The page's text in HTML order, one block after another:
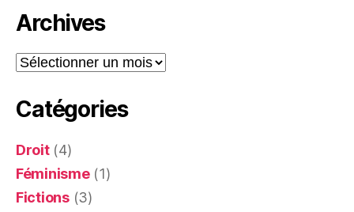
Archives
Archives
Catégories
Droit(4)
Féminisme(1)
Fictions(3)